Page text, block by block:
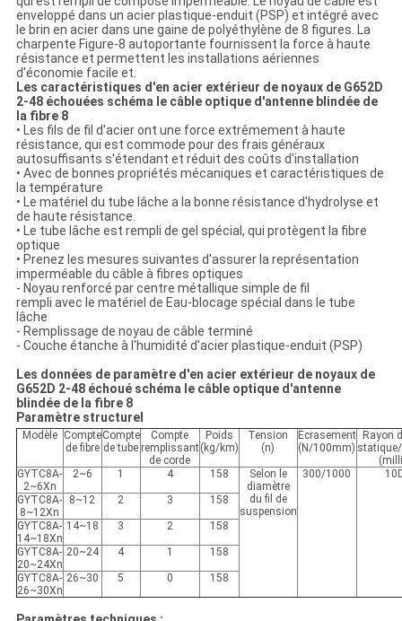
enveloppé dans un acier plastique-enduit (PSP) et intégré avec
le brin en acier dans une gaine de polyéthylène de 8 figures. La
charpente Figure-8 autoportante fournissent la force à haute
résistance et permettent les installations aériennes
d'économie facile et.
Les caractéristiques d'en acier extérieur de noyaux de G652D
2-48 échouées schéma le câble optique d'antenne blindée de
la fibre 8
• Les fils de fil d'acier ont une force extrêmement à haute
résistance, qui est commode pour des frais généraux
autosuffisants s'étendant et réduit des coûts d'installation
• Avec de bonnes propriétés mécaniques et caractéristiques de
la température
• Le matériel du tube lâche a la bonne résistance d'hydrolyse et
de haute résistance.
• Le tube lâche est rempli de gel spécial, qui protègent la fibre
optique
• Prenez les mesures suivantes d'assurer la représentation
imperméable du câble à fibres optiques
- Noyau renforcé par centre métallique simple de fil
rempli avec le matériel de Eau-blocage spécial dans le tube
lâche
- Remplissage de noyau de câble terminé
- Couche étanche à l'humidité d'acier plastique-enduit (PSP)
Les données de paramètre d'en acier extérieur de noyaux de
G652D 2-48 échoué schéma le câble optique d'antenne
blindée de la fibre 8
Paramètre structurel
Modèle Compte
de fibre
Compte
de tube
Compte
remplissant
de corde
Poids
(kg/km)
Tension
(n)
Écrasement
(N/100mm)
Rayon
GYTC8A-
2~6Xn
2~6 1 4 158
Selon le
diamètre
du fil de
suspension
300/1000
GYTC8A-
8~12Xn
8~12 2 3 158
GYTC8A-
14~18Xn
14~18 3 2 158
GYTC8A-
20~24Xn
20~24 4 1 158
GYTC8A-
26~30Xn
26~30 5 0 158